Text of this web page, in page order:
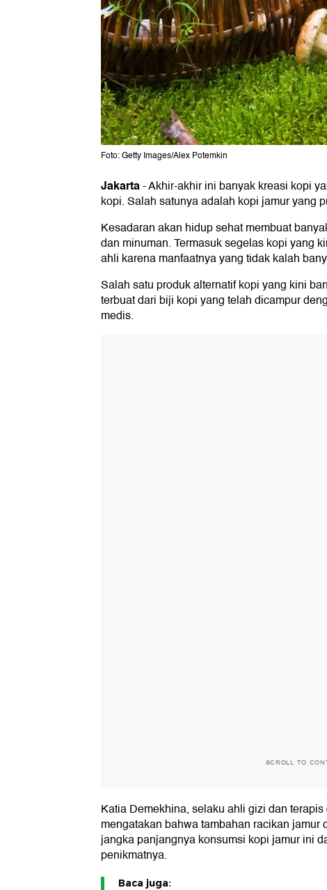
Foto: Getty Images/Alex Potemkin
Jakarta-Akhir-akhir ini banyak kreasi kopi
kopi. Salah satunya adalah kopi jamur yang
Kesadaran akan hidup sehat membuat
dan minuman. Termasuk segelas kopi yang
ahli karena manfaatnya yang tidak kalah
Salah satu produk alternatif kopi yang kini
terbuat dari biji kopi yang telah dicampur
medis.
SCROLL TO
Katia Demekhina, selaku ahli gizi dan
mengatakan bahwa tambahan racikan
jangka panjangnya konsumsi kopi jamur ini
penikmatnya.
Baca juga: